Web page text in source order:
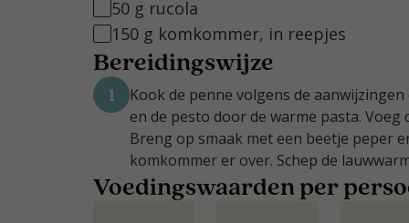
50 g rucola
150 g komkommer, in reepjes
Bereidingswijze
1
Kook de penne volgens de
en de pesto door de warme pasta.
Breng op smaak met een beetje peper
komkommer er over. Schep de
Voedingswaarden per